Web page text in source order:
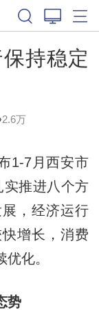
持稳定
2.6万
1-7月西安市
推进八个方
，经济运行
增长，消费
化。
势